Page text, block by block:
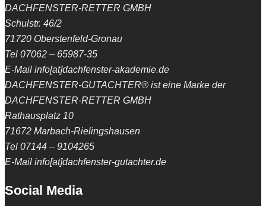
DACHFENSTER-RETTER GMBH
Schulstr. 46/2
71720 Oberstenfeld-Gronau
Tel 07062 – 65987-35
E-Mail info[at]dachfenster-akademie.de
DACHFENSTER-GUTACHTER® ist eine Marke der
DACHFENSTER-RETTER GMBH
Rathausplatz 10
71672 Marbach-Rielingshausen
Tel 07144 – 9104265
E-Mail info[at]dachfenster-gutachter.de
Social Media